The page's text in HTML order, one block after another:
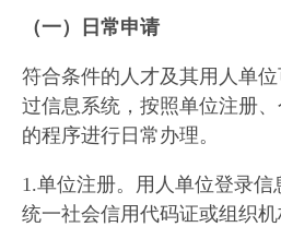
（一）日常申请
符合条件的人才及其用人单
过信息系统，按照单位注册
的程序进行日常办理。
1.单位注册。用人单位登录
统一社会信用代码证或组织